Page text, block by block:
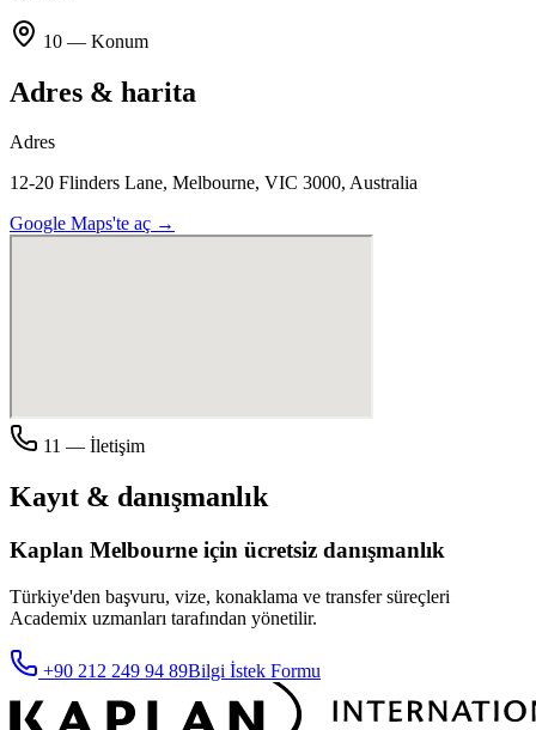
10 — Konum
Adres & harita
Adres
12-20 Flinders Lane, Melbourne, VIC 3000, Australia
Google Maps'te aç →
11 — İletişim
Kayıt & danışmanlık
Kaplan Melbourne için ücretsiz danışmanlık
Türkiye'den başvuru, vize, konaklama ve transfer süreçleri
Academix uzmanları tarafından yönetilir.
+90 212 249 94 89Bilgi İstek Formu